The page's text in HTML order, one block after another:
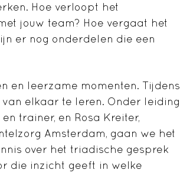
Hoe verloopt het
jouw team? Hoe vergaat het
er nog onderdelen die een
en leerzame momenten. Tijdens
elkaar te leren. Onder leiding
trainer, en Rosa Kreiter,
Amsterdam, gaan we het
over het triadische gesprek
die inzicht geeft in welke